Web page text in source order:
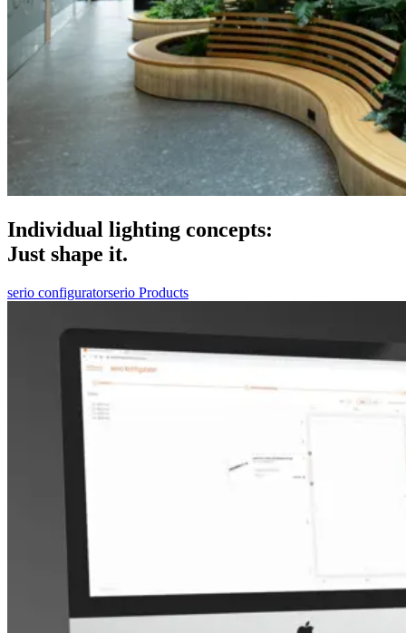
Individual lighting concepts:
Just shape it.
serio configuratorserio Products